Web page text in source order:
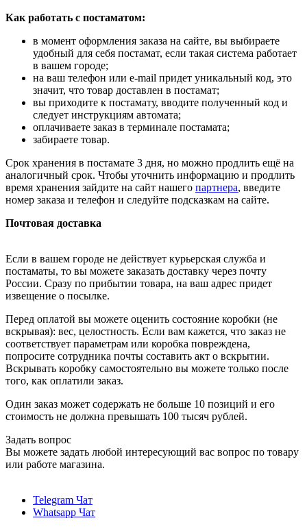
Как работать с постаматом:
в момент оформления заказа на сайте, вы выбираете
удобный для себя постамат, если такая система работает
в вашем городе;
на ваш телефон или e-mail придет уникальный код, это
значит, что товар доставлен в постамат;
вы приходите к постамату, вводите полученный код и
следует инструкциям автомата;
оплачиваете заказ в терминале постамата;
забираете товар.
Срок хранения в постамате 3 дня, но можно продлить ещё на
аналогичный срок. Чтобы уточнить информацию и продлить
время хранения зайдите на сайт нашего партнера, введите
номер заказа и телефон и следуйте подсказкам на сайте.
Почтовая доставка
Если в вашем городе не действует курьерская служба и
постаматы, то вы можете заказать доставку через почту
России. Сразу по прибытии товара, на ваш адрес придет
извещение о посылке.
Перед оплатой вы можете оценить состояние коробки (не
вскрывая): вес, целостность. Если вам кажется, что заказ не
соответствует параметрам или коробка повреждена,
попросите сотрудника почты составить акт о вскрытии.
Вскрывать коробку самостоятельно вы можете только после
того, как оплатили заказ.
Один заказ может содержать не больше 10 позиций и его
стоимость не должна превышать 100 тысяч рублей.
Задать вопрос
Вы можете задать любой интересующий вас вопрос по товару
или работе магазина.
Telegram Чат
Whatsapp Чат